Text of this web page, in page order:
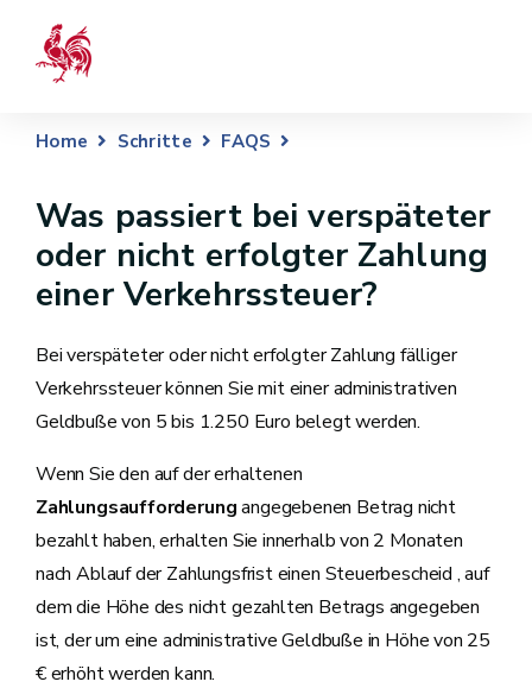
Home Schritte FAQS
Was passiert bei verspäteter
oder nicht erfolgter Zahlung
einer Verkehrssteuer?
Bei verspäteter oder nicht erfolgter Zahlung fälliger
Verkehrssteuer können Sie mit einer administrativen
Geldbuße von 5 bis 1.250 Euro belegt werden.
Wenn Sie den auf der erhaltenen
Zahlungsaufforderungangegebenen Betrag nicht
bezahlt haben, erhalten Sie innerhalb von 2 Monaten
nach Ablauf der Zahlungsfrist einen Steuerbescheid , auf
dem die Höhe des nicht gezahlten Betrags angegeben
ist, der um eine administrative Geldbuße in Höhe von 25
€ erhöht werden kann.